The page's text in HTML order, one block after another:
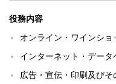
役務内容
オンライン・ワインシ
インターネット・デー
広告・宣伝・印刷及びそ